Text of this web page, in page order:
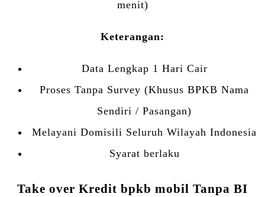
menit)
Keterangan:
Data Lengkap 1 Hari Cair
Proses Tanpa Survey (Khusus BPKB Nama
Sendiri / Pasangan)
Melayani Domisili Seluruh Wilayah Indonesia
Syarat berlaku
Take over Kredit bpkb mobil Tanpa BI